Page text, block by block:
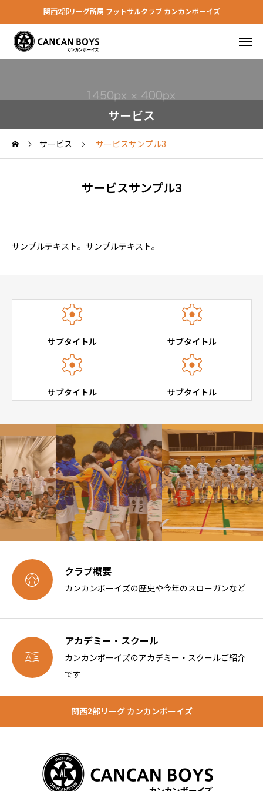
関西2部リーグ所属 フットサルクラブ カンカンボーイズ
サービス
サービス サービスサンプル3
サービスサンプル3
サンプルテキスト。サンプルテキスト。

サブタイトル

サブタイトル

サブタイトル

サブタイトル
 クラブ概要
カンカンボーイズの歴史や今年のスローガンなど

アカデミー・スクール
カンカンボーイズのアカデミー・スクールご紹介
です
関西2部リーグ カンカンボーイズ